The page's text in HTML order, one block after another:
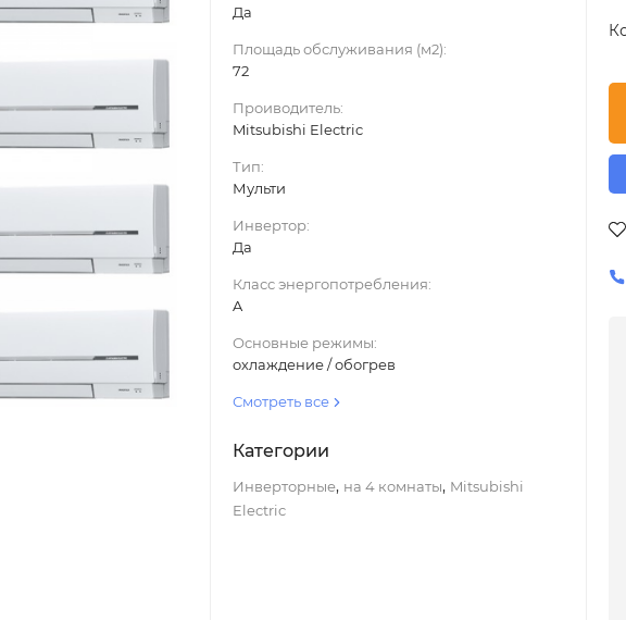
Да
Площадь обслуживания (м2):
72
Проиводитель:
Mitsubishi Electric
Тип:
Мульти
Инвертор:
Да
Класс энергопотребления:
A
Основные режимы:
охлаждение / обогрев
Смотреть все
Категории
Инверторные, на 4 комнаты, Mitsubishi
Electric